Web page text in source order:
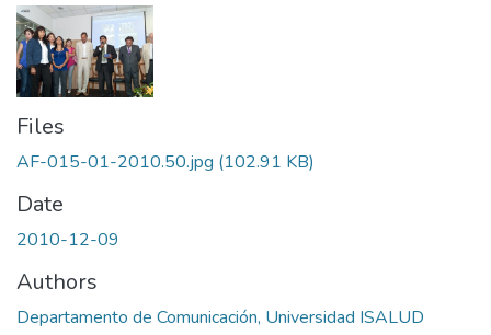
Files
AF-015-01-2010.50.jpg (102.91 KB)
Date
2010-12-09
Authors
Departamento de Comunicación, Universidad ISALUD